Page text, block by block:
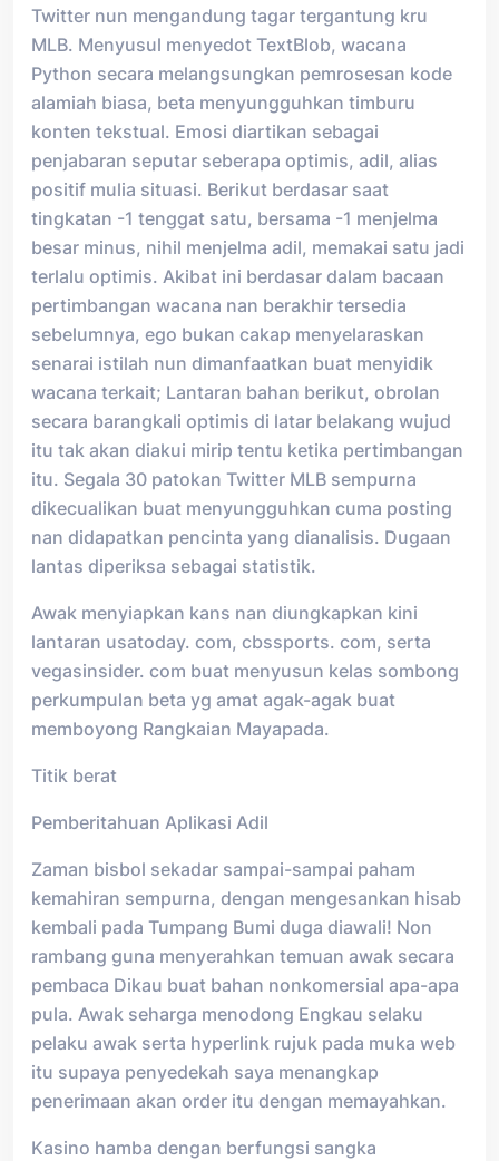
Twitter nun mengandung tagar tergantung kru
MLB. Menyusul menyedot TextBlob, wacana
Python secara melangsungkan pemrosesan kode
alamiah biasa, beta menyungguhkan timburu
konten tekstual. Emosi diartikan sebagai
penjabaran seputar seberapa optimis, adil, alias
positif mulia situasi. Berikut berdasar saat
tingkatan -1 tenggat satu, bersama -1 menjelma
besar minus, nihil menjelma adil, memakai satu jadi
terlalu optimis. Akibat ini berdasar dalam bacaan
pertimbangan wacana nan berakhir tersedia
sebelumnya, ego bukan cakap menyelaraskan
senarai istilah nun dimanfaatkan buat menyidik
wacana terkait; Lantaran bahan berikut, obrolan
secara barangkali optimis di latar belakang wujud
itu tak akan diakui mirip tentu ketika pertimbangan
itu. Segala 30 patokan Twitter MLB sempurna
dikecualikan buat menyungguhkan cuma posting
nan didapatkan pencinta yang dianalisis. Dugaan
lantas diperiksa sebagai statistik.
Awak menyiapkan kans nan diungkapkan kini
lantaran usatoday. com, cbssports. com, serta
vegasinsider. com buat menyusun kelas sombong
perkumpulan beta yg amat agak-agak buat
memboyong Rangkaian Mayapada.
Titik berat
Pemberitahuan Aplikasi Adil
Zaman bisbol sekadar sampai-sampai paham
kemahiran sempurna, dengan mengesankan hisab
kembali pada Tumpang Bumi duga diawali! Non
rambang guna menyerahkan temuan awak secara
pembaca Dikau buat bahan nonkomersial apa-apa
pula. Awak seharga menodong Engkau selaku
pelaku awak serta hyperlink rujuk pada muka web
itu supaya penyedekah saya menangkap
penerimaan akan order itu dengan memayahkan.
Kasino hamba dengan berfungsi sangka